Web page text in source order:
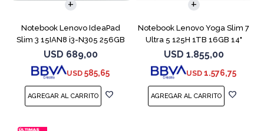
Notebook Lenovo IdeaPad
Slim 3 15IAN8 i3-N305 256GB
8GB 15.6
USD 689,00
USD 585,65
Notebook Lenovo Yoga Slim 7
Ultra 5 125H 1TB 16GB 14"
Gray
USD 1.855,00
USD 1.576,75